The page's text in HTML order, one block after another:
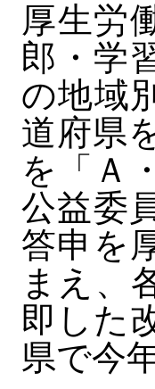
厚生労
郎・学
の地域
道府県
を「Ａ
公益委
答申を
まえ、
即した
県で今